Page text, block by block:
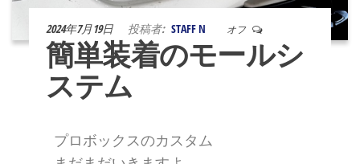
2024年7月19日 投稿者: STAFF N オフ
簡単装着のモールシ
ステム
プロボックスのカスタム